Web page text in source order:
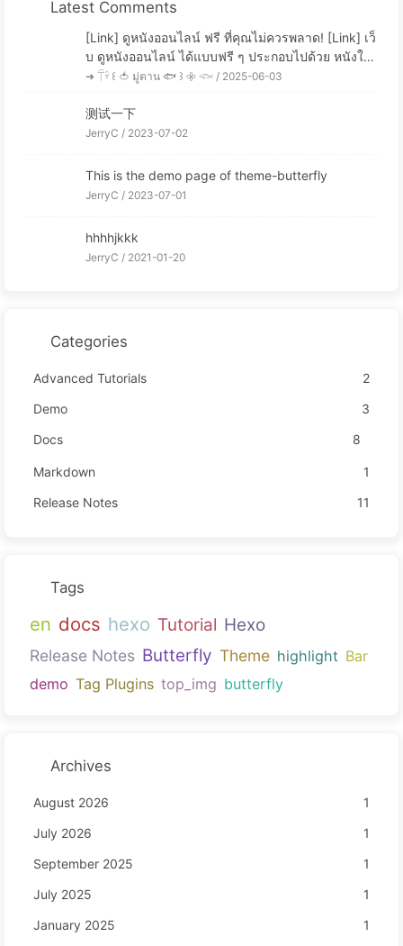
Latest Comments
[Link] ดูหนังออนไลน์ ฟรี ที่คุณไม่ควรพลาด! [Link] เว็
บ ดูหนังออนไลน์ ได้แบบฟรี ๆ ประกอบไปด้วย หนังให
ม่ ล่าสุดที่มีการอัพเดทเข้ามาให้คุณได้เลือกชมได้...
➜ 𓋼𓍊 ꒰ 🍅 มู่ตาน 🐟 ꒱ 𖧷 𓆟 / 2025-06-03
测试一下
JerryC / 2023-07-02
This is the demo page of theme-butterfly
JerryC / 2023-07-01
hhhhjkkk
JerryC / 2021-01-20
Categories
Advanced Tutorials
2
Demo
3
Docs
8
Markdown
1
Release Notes
11
Tags
en docs hexo Tutorial Hexo
Release Notes Butterfly Theme highlight Bar
demo Tag Plugins top_img butterfly
Archives
August 2026
1
July 2026
1
September 2025
1
July 2025
1
January 2025
1